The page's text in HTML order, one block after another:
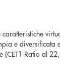
e diversificata
Ratio al